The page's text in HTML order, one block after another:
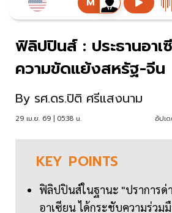
ฟิลิปปินส์ : ประธานอาเ
ความขัดแย้งสหรัฐ-จีน
By รศ.ดร.ปิติ ศรีแสงนาม
29 เม.ย. 69 | 05:38 น. อัปเ
KEY POINTS
ฟิลิปปินส์ในฐานะ "ปราการด่
อาเซียน ได้กระชับความร่วม